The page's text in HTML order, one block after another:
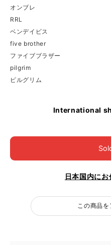
オンブレ
RRL
ベンデイビス
five brother
ファイブブラザー
pilgrim
ピルグリム
International
日本国内に
この商品